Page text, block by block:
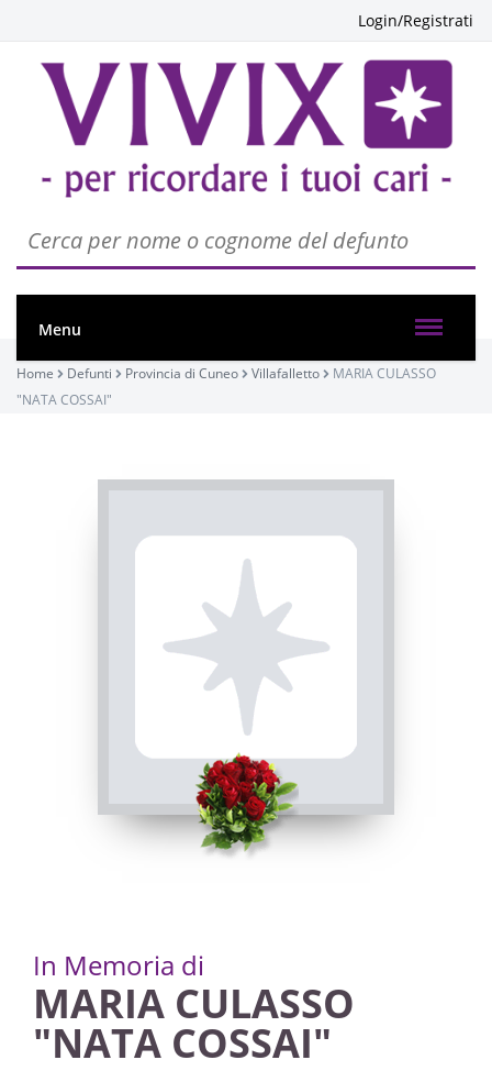
Login/Registrati
Menu
Home Defunti Provincia di Cuneo Villafalletto
MARIA CULASSO
"NATA COSSAI"
In Memoria di
MARIA CULASSO
"NATA COSSAI"
SETTIMA
Villafalletto, Chiesa parrocchiale Santi Pietro e Paolo